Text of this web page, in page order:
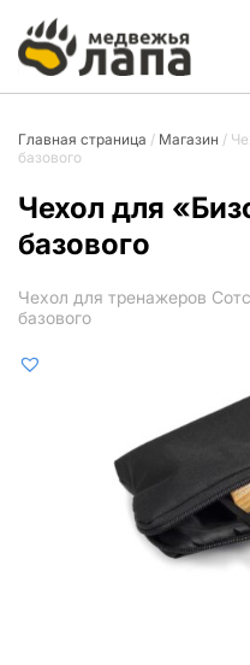
Главная страница / Магазин /
базового
Чехол для
базового
Чехол для тренажеров
базового